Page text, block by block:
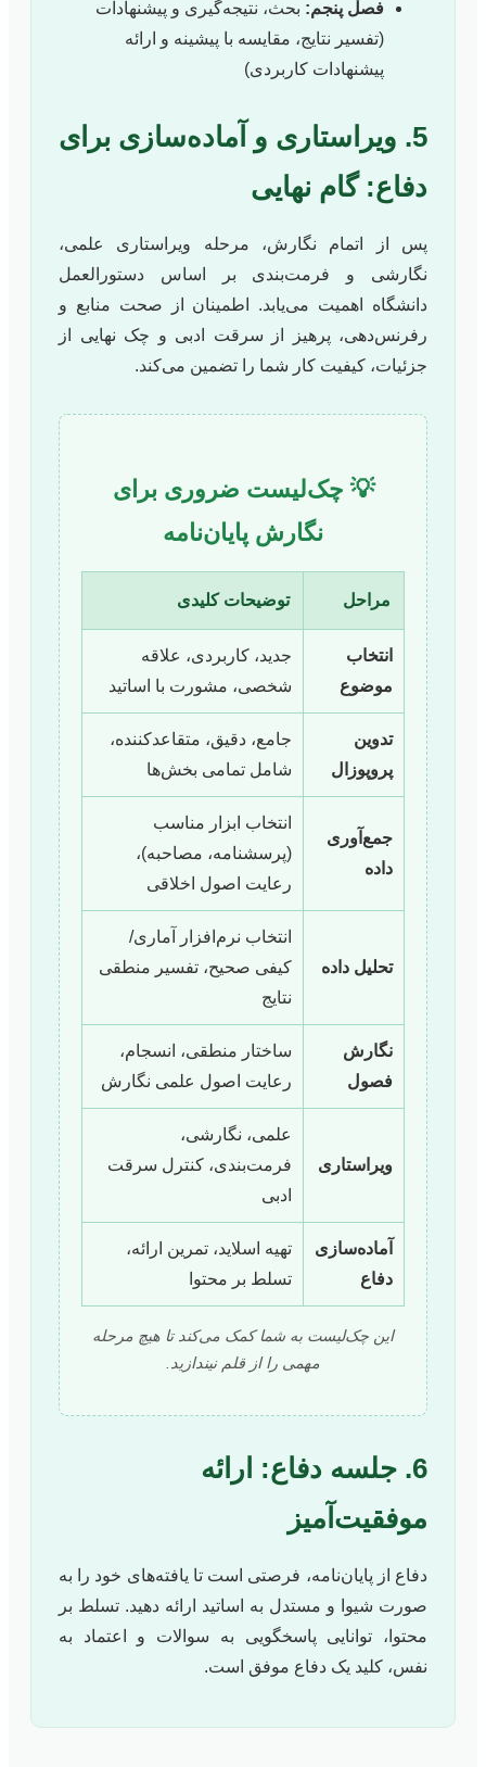
فصل پنجم: بحث، نتیجه‌گیری و پیشنهادات
(تفسیر نتایج، مقایسه با پیشینه و ارائه
پیشنهادات کاربردی)
5. ویراستاری و آماده‌سازی برای
دفاع: گام نهایی
پس از اتمام نگارش، مرحله ویراستاری علمی،
نگارشی و فرمت‌بندی بر اساس دستورالعمل
دانشگاه اهمیت می‌یابد. اطمینان از صحت منابع و
رفرنس‌دهی، پرهیز از سرقت ادبی و چک نهایی از
جزئیات، کیفیت کار شما را تضمین می‌کند.
💡 چک‌لیست ضروری برای
نگارش پایان‌نامه
مراحل توضیحات کلیدی
انتخاب
موضوع
جدید، کاربردی، علاقه
شخصی، مشورت با اساتید
تدوین
پروپوزال
جامع، دقیق، متقاعدکننده،
شامل تمامی بخش‌ها
جمع‌آوری
داده
انتخاب ابزار مناسب
(پرسشنامه، مصاحبه)،
رعایت اصول اخلاقی
تحلیل داده
انتخاب نرم‌افزار آماری/
کیفی صحیح، تفسیر منطقی
نتایج
نگارش
فصول
ساختار منطقی، انسجام،
رعایت اصول علمی نگارش
ویراستاری
علمی، نگارشی،
فرمت‌بندی، کنترل سرقت
ادبی
آماده‌سازی
دفاع
تهیه اسلاید، تمرین ارائه،
تسلط بر محتوا
این چک‌لیست به شما کمک می‌کند تا هیچ مرحله
مهمی را از قلم نیندازید.
6. جلسه دفاع: ارائه
موفقیت‌آمیز
دفاع از پایان‌نامه، فرصتی است تا یافته‌های خود را به
صورت شیوا و مستدل به اساتید ارائه دهید. تسلط بر
محتوا، توانایی پاسخگویی به سوالات و اعتماد به
نفس، کلید یک دفاع موفق است.